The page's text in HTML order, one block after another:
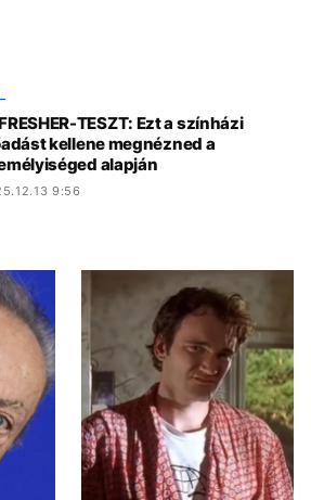
TESZT: Ezt a színházi
kellene megnézned a
alapján
9:56